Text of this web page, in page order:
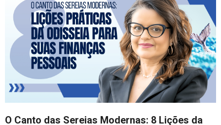
O Canto das Sereias Modernas: 8 Lições da